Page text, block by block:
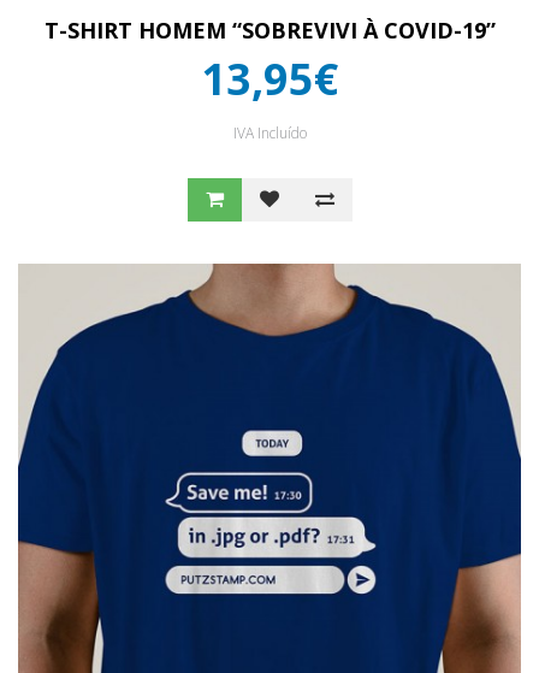
T-SHIRT HOMEM “SOBREVIVI À COVID-19”
13,95€
IVA Incluído